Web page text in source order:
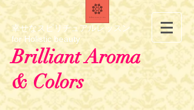
幸せなスピリチュアルレッスン
for Holistic beauty
Brilliant Aroma
& Colors